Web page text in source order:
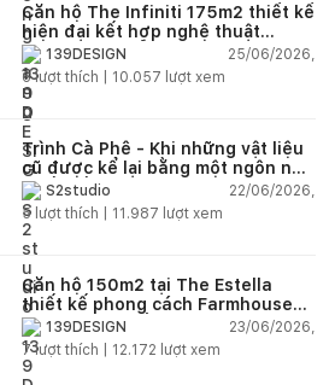
Căn hộ The Infiniti 175m2 thiết kế
hiện đại kết hợp nghệ thuật
Modern Art đầy cảm xúc
139DESIGN
25/06/2026,
6lượt thích | 10.057 lượt xem
Trình Cà Phê - Khi những vật liệu
cũ được kể lại bằng một ngôn ngữ
thiết kế mới
S2studio
22/06/2026,
5 lượt thích | 11.987 lượt xem
Căn hộ 150m2 tại The Estella
thiết kế phong cách Farmhouse
thanh lịch và ấm áp
139DESIGN
23/06/2026,
7lượt thích | 12.172 lượt xem